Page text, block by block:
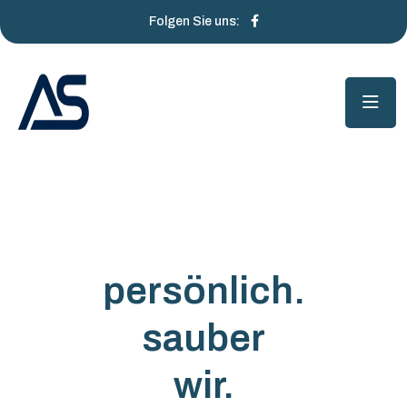
Folgen Sie uns:
persönlich.
sauber
wir.